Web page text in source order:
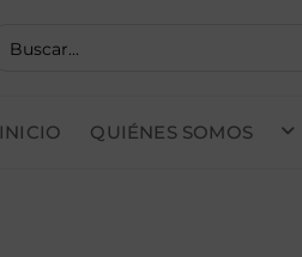
INICIO QUIÉNES SOMOS